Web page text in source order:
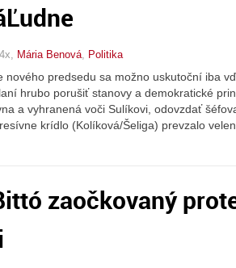
Mária Benová Politika
nového predsedu sa možno uskutoční iba
hrubo porušiť stanovy a demokratické
a vyhranená voči Sulíkovi, odovzdať
krídlo (Kolíková/Šeliga) prevzalo
zaočkovaný